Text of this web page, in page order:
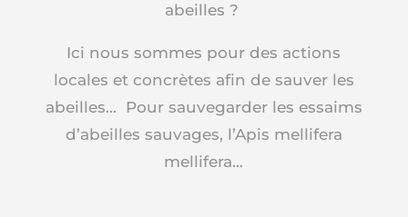
abeilles ?
Ici nous sommes pour des actions
locales et concrètes afin de sauver les
abeilles…
Pour sauvegarder les essaims
d’abeilles sauvages, l’Apis mellifera
mellifera…